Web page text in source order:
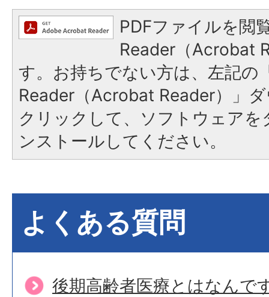
PDFファイルを閲
Reader（Acrobat
す。お持ちでない方は、左記の
Reader（Acrobat Reader）」
クリックして、ソフトウェア
ンストールしてください。
よくある質問
後期高齢者医療とはなんで